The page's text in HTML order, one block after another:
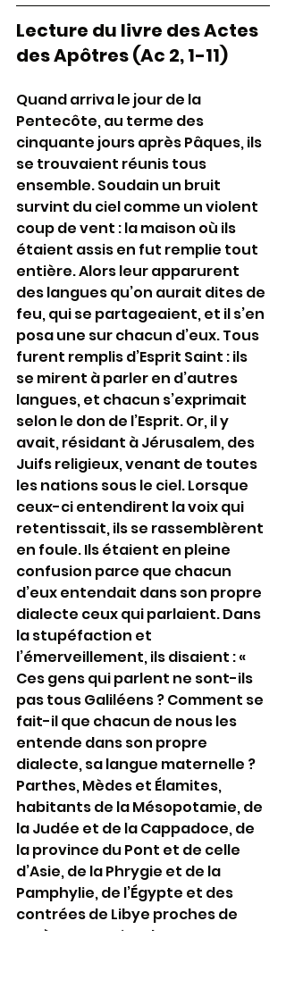
Lecture du livre des Actes
des Apôtres (Ac 2, 1-11)
Quand arriva le jour de la
Pentecôte, au terme des
cinquante jours après Pâques, ils
se trouvaient réunis tous
ensemble. Soudain un bruit
survint du ciel comme un violent
coup de vent : la maison où ils
étaient assis en fut remplie tout
entière. Alors leur apparurent
des langues qu’on aurait dites de
feu, qui se partageaient, et il s’en
posa une sur chacun d’eux. Tous
furent remplis d’Esprit Saint : ils
se mirent à parler en d’autres
langues, et chacun s’exprimait
selon le don de l’Esprit. Or, il y
avait, résidant à Jérusalem, des
Juifs religieux, venant de toutes
les nations sous le ciel. Lorsque
ceux-ci entendirent la voix qui
retentissait, ils se rassemblèrent
en foule. Ils étaient en pleine
confusion parce que chacun
d’eux entendait dans son propre
dialecte ceux qui parlaient. Dans
la stupéfaction et
l’émerveillement, ils disaient : «
Ces gens qui parlent ne sont-ils
pas tous Galiléens ? Comment se
fait-il que chacun de nous les
entende dans son propre
dialecte, sa langue maternelle ?
Parthes, Mèdes et Élamites,
habitants de la Mésopotamie, de
la Judée et de la Cappadoce, de
la province du Pont et de celle
d’Asie, de la Phrygie et de la
Pamphylie, de l’Égypte et des
contrées de Libye proches de
Cyrène, Romains de passage,